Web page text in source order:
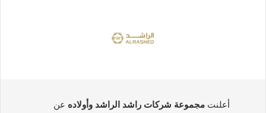
أعلنت مجموعة شركات راشد الراشد وأولاده عن